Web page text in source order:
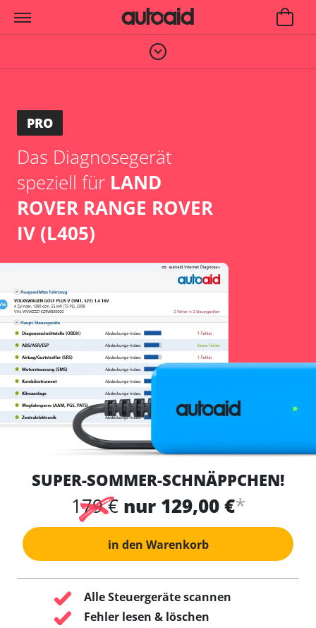
PRO
Das Diagnosegerät
speziell für LAND
ROVER RANGE ROVER
IV (L405)
SUPER-SOMMER-SCHNÄPPCHEN!
179 € nur 129,00 €*
in den Warenkorb
Alle Steuergeräte scannen
Fehler lesen & löschen